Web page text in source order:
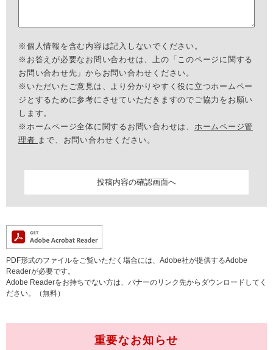
※個人情報を含む内容は記入しないでください。
※お答えが必要なお問い合わせは、上の「このページに関する
お問い合わせ先」からお問い合わせください。
※いただいたご意見は、より分かりやすく役に立つホームペー
ジとするために参考にさせていただきますのでご協力をお願い
します。
※ホームページ全体に関するお問い合わせは、 ホームページ管
理者 まで、お問い合わせください。
PDF形式のファイルをご覧いただく場合には、Adobe社が提供するAdobe
Readerが必要です。
Adobe Readerをお持ちでない方は、バナーのリンク先からダウンロードしてく
ださい。（無料）
重要なお知らせ